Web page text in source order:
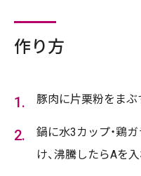
作り方
豚肉に片栗粉をまぶ
鍋に水3カップ・鶏
け、沸騰したらAを入